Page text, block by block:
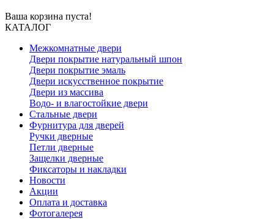
Ваша корзина пуста!
КАТАЛОГ
Межкомнатные двери
Двери покрытие натуральный шпон
Двери покрытие эмаль
Двери искусственное покрытие
Двери из массива
Водо- и влагостойкие двери
Стальные двери
Фурнитура для дверей
Ручки дверные
Петли дверные
Защелки дверные
Фиксаторы и накладки
Новости
Акции
Оплата и доставка
Фотогалерея